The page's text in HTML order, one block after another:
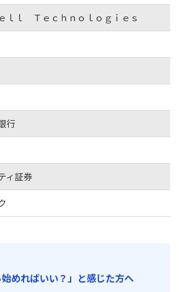
ｌｌ Ｔｅｃｈｎｏｌｏｇｉｅｓ
行
ィ証券
始めればいい？」と感じた方へ